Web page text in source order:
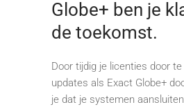
Globe+ ben je
de toekomst.
Door tijdig je licenties door
updates als Exact Globe+
je dat je systemen